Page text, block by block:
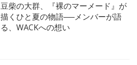
豆柴の大群、『裸のマーメード』が
描くひと夏の物語──メンバーが語
る、WACKへの想い